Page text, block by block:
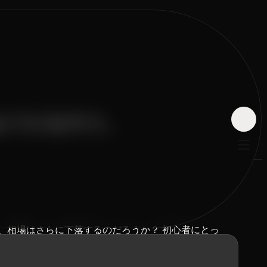
になろう。
相場はさらに下落するのだろうか？ 初心者にとっ